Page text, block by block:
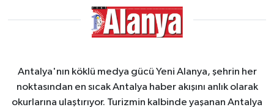
Antalya'nın köklü medya gücü Yeni Alanya, şehrin her
noktasından en sıcak Antalya haber akışını anlık olarak
okurlarına ulaştırıyor. Turizmin kalbinde yaşanan Antalya